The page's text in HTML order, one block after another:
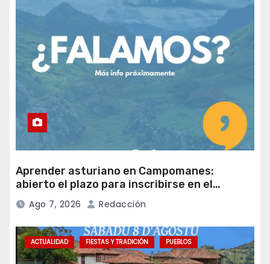
Aprender asturiano en Campomanes:
abierto el plazo para inscribirse en el
programa Falamos
Ago 7, 2026 Redacción
ACTUALIDAD FIESTAS Y TRADICIÓN PUEBLOS